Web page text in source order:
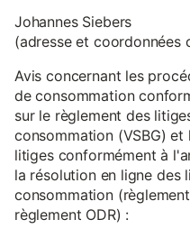
Johannes Siebers
(adresse et coordonnées
Avis concernant les
de consommation
sur le règlement des
consommation (VSBG)
litiges conformément à
la résolution en ligne des
consommation
règlement ODR) :